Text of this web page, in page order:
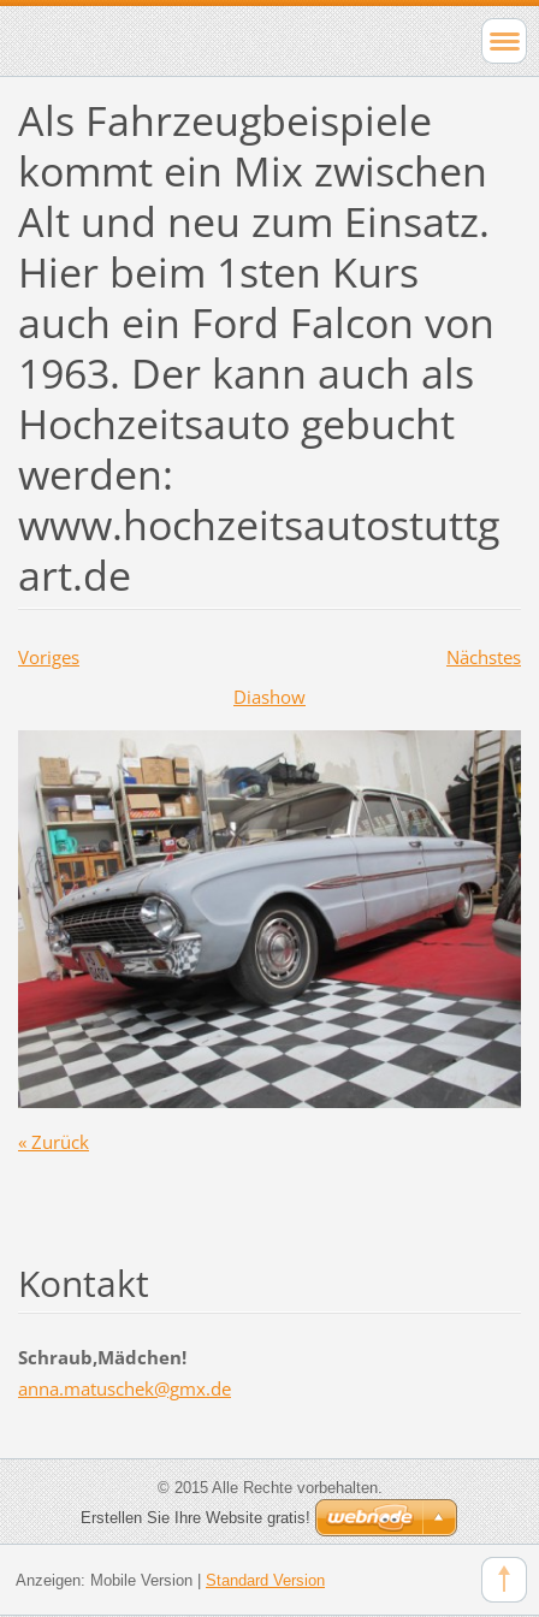
Als Fahrzeugbeispiele
kommt ein Mix zwischen
Alt und neu zum Einsatz.
Hier beim 1sten Kurs
auch ein Ford Falcon von
1963. Der kann auch als
Hochzeitsauto gebucht
werden:
www.hochzeitsautostuttg
art.de
Voriges
Nächstes
Diashow
« Zurück
Kontakt
Schraub,Mädchen!
anna.matuschek@gmx.de
© 2015 Alle Rechte vorbehalten.
Erstellen Sie Ihre Website gratis!
Anzeigen: Mobile Version| Standard Version